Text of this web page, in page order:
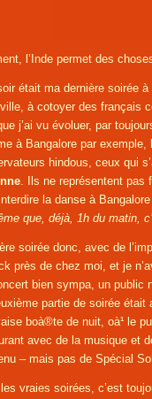
l’Inde permet des
était ma dernière soirée
à cotoyer des français
j’ai vu évoluer, par
à Bangalore par
hindous, ceux qui
. Ils ne représentent pas
la danse à
que, déjà, 1h du matin,
soirée donc, avec de
près de chez moi, et je
bien sympa, un public
partie de soirée
boà®te de nuit, oà¹ le
avec de la musique et
– mais pas de Spécial
vraies soirées, c’est